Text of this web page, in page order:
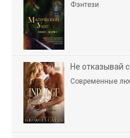
Фэнтези
Не отказывай
Современные